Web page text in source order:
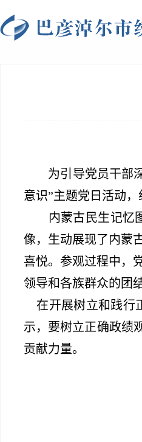
为引导党员干部深
意识”主题党日活动
内蒙古民生记忆图
像，生动展现了内蒙
喜悦。参观过程中，
领导和各族群众的团
在开展树立和践行
示，要树立正确政绩
贡献力量。